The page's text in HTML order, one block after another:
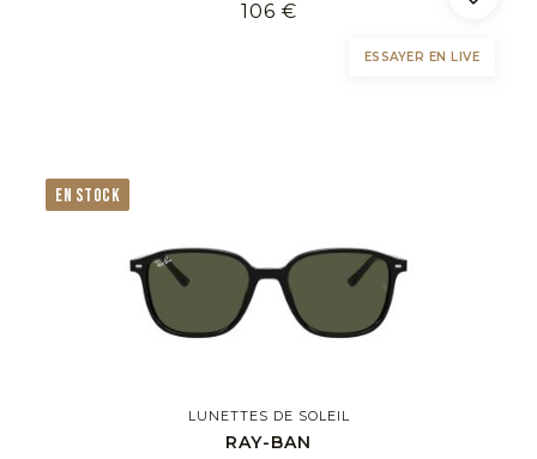
106 €
ESSAYER EN LIVE
EN STOCK
LUNETTES DE SOLEIL
RAY-BAN